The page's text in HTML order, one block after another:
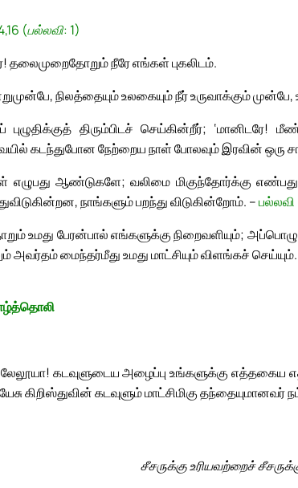
(பல்லவி: 1)
நீரே எங்கள் புகலிடம்.
நிலத்தையும் உலகையும் நீர் உருவாக்கும்
புழுதிக்குத் திரும்பிடச் செய்கின்றீர்; ‘மானிடரே!
கடந்துபோன நேற்றைய நாள் போலவும் இரவின் ஒரு
ஆண்டுகளே; வலிமை மிகுந்தோர்க்கு
நாங்களும் பறந்து விடுகின்றோம். –பல்லவி
உமது பேரன்பால் எங்களுக்கு நிறைவளியும்;
அவர்தம் மைந்தர்மீது உமது மாட்சியும் விளங்கச்
கடவுளுடைய அழைப்பு உங்களுக்கு எத்தகைய
கிறிஸ்துவின் கடவுளும் மாட்சிமிகு
சீசருக்கு உரியவற்றைச்